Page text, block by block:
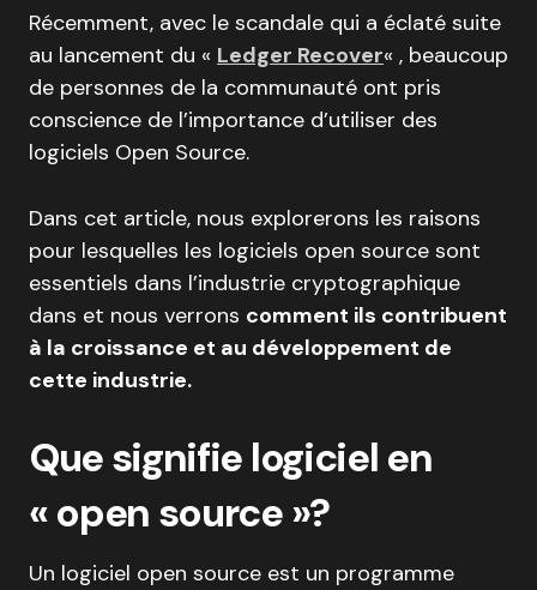
Récemment, avec le scandale qui a éclaté suite
au lancement du « Ledger Recover« , beaucoup
de personnes de la communauté ont pris
conscience de l’importance d’utiliser des
logiciels Open Source.
Dans cet article, nous explorerons les raisons
pour lesquelles les logiciels open source sont
essentiels dans l’industrie cryptographique
dans et nous verrons comment ils contribuent
à la croissance et au développement de
cette industrie.
Que signifie logiciel en
« open source »?
Un logiciel open source est un programme